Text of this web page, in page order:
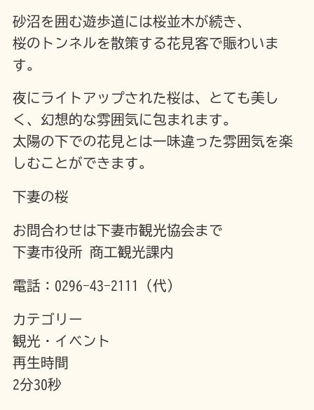
砂沼を囲む遊歩道には桜並木が続き、
桜のトンネルを散策する花見客で賑わいま
す。
夜にライトアップされた桜は、とても美し
く、幻想的な雰囲気に包まれます。
太陽の下での花見とは一味違った雰囲気を楽
しむことができます。
下妻の桜
お問合わせは下妻市観光協会まで
下妻市役所 商工観光課内
電話：0296-43-2111（代）
カテゴリー
観光・イベント
再生時間
2分30秒